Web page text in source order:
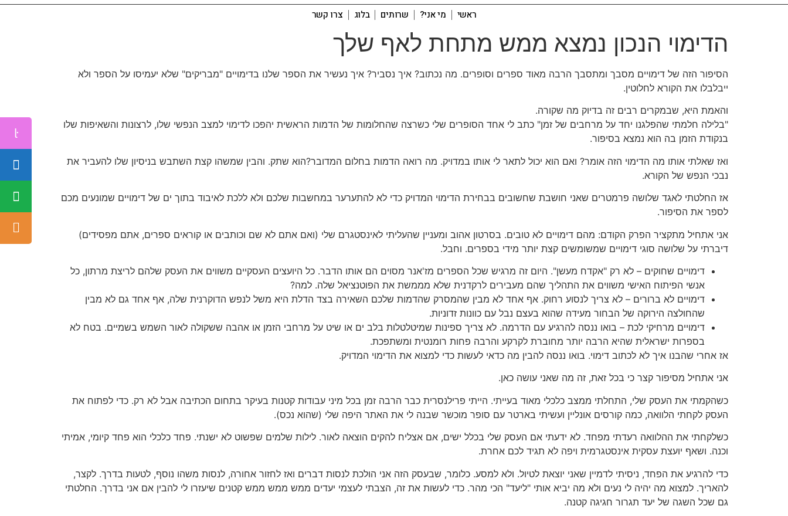
ראשי מי אני? שרותים בלוג צרו קשר
הדימוי הנכון נמצא ממש מתחת לאף שלך
הסיפור הזה של דימויים מסבך ומתסבך הרבה מאוד ספרים וסופרים. מה נכתוב? איך נסביר? איך נעשיר את הספר שלנו בדימויים "מבריקים" שלא יעמיסו על הספר ולא
ייבלבלו את הקורא לחלוטין.
והאמת היא, שבמקרים רבים זה בדיוק מה שקורה.
"בלילה חלמתי שהפלגנו יחד על מרחבים של זמן" כתב לי אחד הסופרים שלי כשרצה שהחלומות של הדמות הראשית יהפכו לדימוי למצב הנפשי שלו, לרצונות והשאיפות שלו
בנקודת הזמן בה הוא נמצא בסיפור.
ואז שאלתי אותו מה הדימוי הזה אומר? ואם הוא יכול לתאר לי אותו במדויק. מה רואה הדמות בחלום המדובר?הוא שתק. והבין שמשהו קצת השתבש בניסיון שלו להעביר את
נבכי הנפש של הקורא.
אז החלטתי לאגד שלושה פרמטרים שאני חושבת שחשובים בבחירת הדימוי המדויק כדי לא להתערער במחשבות שלכם ולא ללכת לאיבוד בתוך ים של דימויים שמונעים מכם
לספר את הסיפור.
אני אתחיל מתקציר הפרק הקודם: מהם דימויים לא טובים. בסרטון אהוב ומעניין שהעליתי לאינסטגרם שלי (ואם אתם לא שם וכותבים או קוראים ספרים, אתם מפסידים)
דיברתי על שלושה סוגי דימויים שמשומשים קצת יותר מידי בספרים. וחבל.
דימויים שחוקים – לא רק "אקדח מעשן". היום זה מרגיש שכל הספרים מז'אנר מסוים הם אותו הדבר. כל היועצים העסקיים משווים את העסק שלהם לריצת מרתון, כל
אנשי הפיתוח האישי משווים את התהליך שהם מעבירים לרקדנית שלא מממשת את הפוטנציאל שלה. למה?
דימויים לא ברורים – לא צריך לנסוע רחוק. אף אחד לא מבין שהמסרק שהדמות שלכם השאירה בצד הדלת היא משל לנפש הדוקרנית שלה, אף אחד גם לא מבין
שהחולצה הירוקה של הבחור מעידה שהוא בעצם נבל עם כוונות זדוניות.
דימויים מרחיקי לכת – בואו ננסה להרגיע עם הדרמה. לא צריך ספינות שמיטלטלות בלב ים או שיט על מרחבי הזמן או אהבה ששקולה לאור השמש בשמיים. בטח לא
בספרות ישראלית שהיא הרבה יותר מחוברת לקרקע והרבה פחות רומנטית ומשתפכת.
אז אחרי שהבנו איך לא לכתוב דימוי. בואו ננסה להבין מה כדאי לעשות כדי למצוא את הדימוי המדויק.
אני אתחיל מסיפור קצר כי בכל זאת, זה מה שאני עושה כאן.
כשהקמתי את העסק שלי, התחלתי ממצב כלכלי מאוד בעייתי. הייתי פרילנסרית כבר הרבה זמן בכל מיני עבודות קטנות בעיקר בתחום הכתיבה אבל לא רק. כדי לפתוח את
העסק לקחתי הלוואה, כמה קורסים אונליין ועשיתי בארטר עם סופר מוכשר שבנה לי את האתר היפה שלי (שהוא נכס).
כשלקחתי את ההלוואה רעדתי מפחד. לא ידעתי אם העסק שלי בכלל ישים, אם אצליח להקים הוצאה לאור. לילות שלמים שפשוט לא ישנתי. פחד כלכלי הוא פחד קיומי, אמיתי
וכנה. ושאף יועצת עסקית אינסטגרמית ויפה לא תגיד לכם אחרת.
כדי להרגיע את הפחד, ניסיתי לדמיין שאני יוצאת לטיול. ולא למסע. כלומר, שבעסק הזה אני הולכת לנסות דברים ואז לחזור אחורה, לנסות משהו נוסף, לטעות בדרך. לקצר,
להאריך. למצוא מה יהיה לי נעים ולא מה יביא אותי "ליעד" הכי מהר. כדי לעשות את זה, הצבתי לעצמי יעדים ממש ממש ממש קטנים שיעזרו לי להבין אם אני בדרך. החלטתי
גם שכל השגה של יעד תגרור חגיגה קטנה.